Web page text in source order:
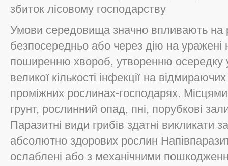
збиток лісовому господарству
Умови середовища значно впливають на
безпосередньо або через дію на уражені
поширенню хвороб, утворенню осередку
великої кількості інфекції на
проміжних рослинах-господарях.
грунт, рослинний опад, пні, порубкові
Паразитні види грибів здатні викликати
абсолютно здорових рослин
ослаблені або з механічними